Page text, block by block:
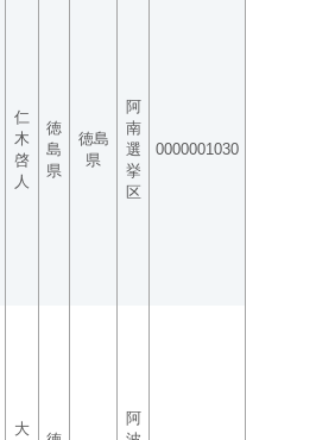
仁
木
啓
人
徳
島
県
徳島
県
阿
南
選
挙
区
0000001030
大
阿